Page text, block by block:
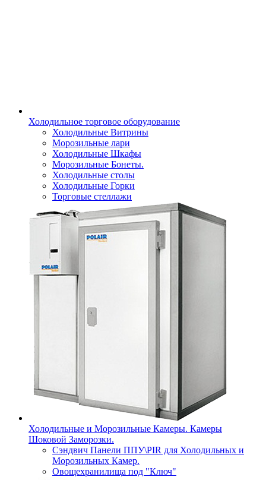
Холодильное торговое оборудование
Холодильные Витрины
Морозильные лари
Холодильные Шкафы
Морозильные Бонеты.
Холодильные столы
Холодильные Горки
Торговые стеллажи
Холодильные и Морозильные Камеры. Камеры
Шоковой Заморозки.
Сэндвич Панели ППУ\PIR для Холодильных и
Морозильных Камер.
Овощехранилища под "Ключ"